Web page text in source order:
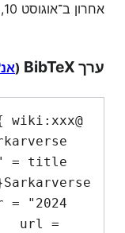
אחרון ב־אוגוסט 10, 2026).
ערך BibTeX (
   url =